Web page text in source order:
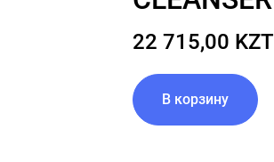
22 715,00 KZT
В корзину